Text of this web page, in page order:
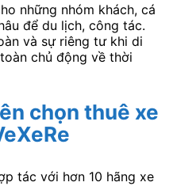
những nhóm khách, cá
để du lịch, công tác.
và sự riêng tư khi di
chủ động về thời
chọn thuê xe
tác với hơn 10 hãng xe